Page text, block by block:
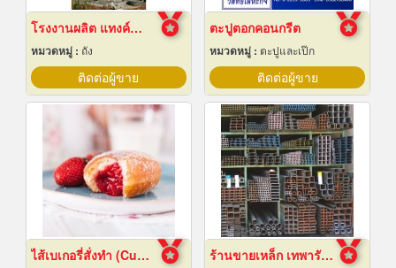
โรงงานผลิต แทงค์น้ำคอนกรีตสำเร็จรูป
หมวดหมู่ : ถัง
ติดต่อผู้ขาย
ตะปูตอกคอนกรีต
หมวดหมู่ : ตะปูและเป๊ก
ติดต่อผู้ขาย
ไส้เบเกอรี่สั่งทำ (Custom bakery fillings) ร้านขายเหล็ก เทพารักษ์